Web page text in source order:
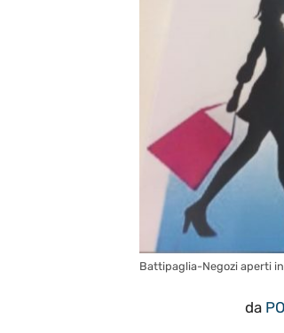
Battipaglia-Negozi aperti
da